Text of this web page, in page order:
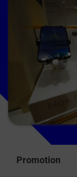
Promotion